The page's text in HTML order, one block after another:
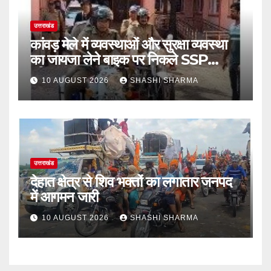
उत्तराखंड
कांवड़ मेले में व्यवस्थाओं और सुरक्षा व्यवस्था
का जायजा लेने बाइक पर निकले SSP
हरिद्वार
10 AUGUST 2026 SHASHI SHARMA
उत्तराखंड
देहात क्षेत्र से शिव भक्तों का लगातार जनपद
में आगमन जारी
10 AUGUST 2026 SHASHI SHARMA